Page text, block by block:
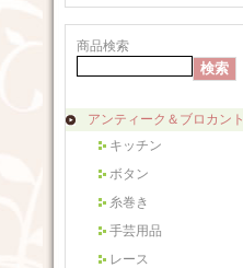
商品検索
アンティーク＆ブロカント
キッチン
ボタン
糸巻き
手芸用品
レース